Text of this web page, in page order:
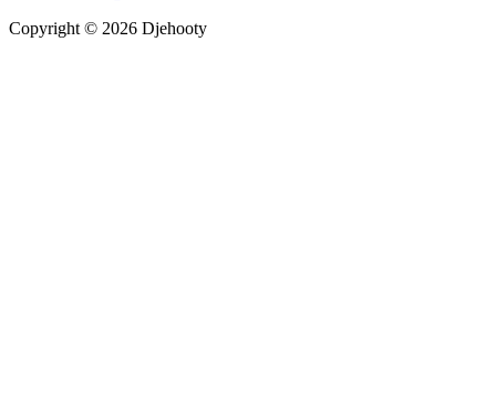
Copyright © 2026 Djehooty